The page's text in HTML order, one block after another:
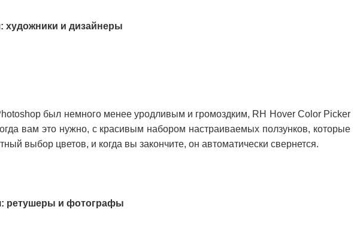
художники и дизайнеры
был немного менее уродливым и громоздким, RH Hover Color Picker
вам это нужно, с красивым набором настраиваемых ползунков, которые
выбор цветов, и когда вы закончите, он автоматически свернется.
ретушеры и фотографы